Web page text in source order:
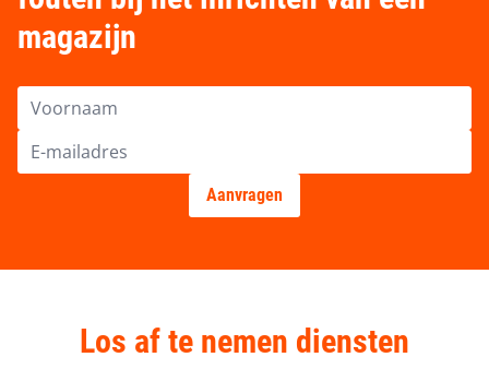
magazijn
Los af te nemen diensten